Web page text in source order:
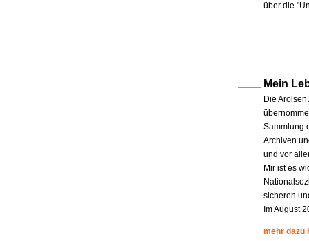
über die
Mein
Die
Sammlung
Archiven
und vor
Mir ist es
sicheren
Im August
mehr dazu